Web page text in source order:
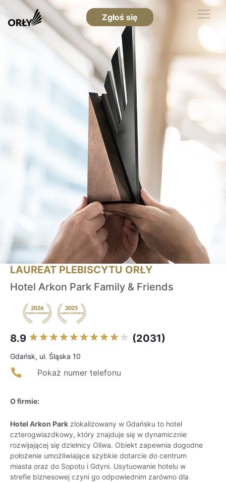
Zgłoś się
LAUREAT PLEBISCYTU ORŁY
Hotel Arkon Park Family & Friends
8.9 (2031)
Gdańsk, ul. Śląska 10
Pokaż numer telefonu
O firmie:
Hotel Arkon Park zlokalizowany w Gdańsku to hotel
czterogwiazdkowy, który znajduje się w dynamicznie
rozwijającej się dzielnicy Oliwa. Obiekt zapewnia dogodne
położenie umożliwiające szybkie dotarcie do centrum
miasta oraz do Sopotu i Gdyni. Usytuowanie hotelu w
strefie biznesowej czyni go odpowiednim zarówno dla